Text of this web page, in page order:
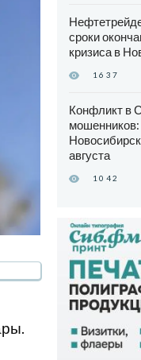
сроки
кризиса в
1637
Конфликт в
мошенников:
августа
1042